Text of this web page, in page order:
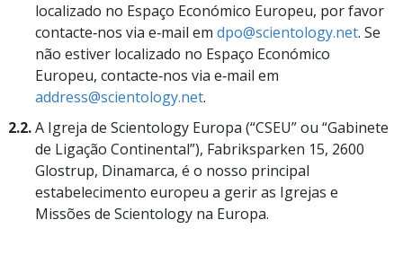
localizado no Espaço Económico Europeu, por favor
contacte‑nos via e‑mail em dpo@scientology.net. Se
não estiver localizado no Espaço Económico
Europeu, contacte‑nos via e‑mail em
address@scientology.net.
2.2.A Igreja de Scientology Europa (“CSEU” ou “Gabinete
de Ligação Continental”), Fabriksparken 15, 2600
Glostrup, Dinamarca, é o nosso principal
estabelecimento europeu a gerir as Igrejas e
Missões de Scientology na Europa.